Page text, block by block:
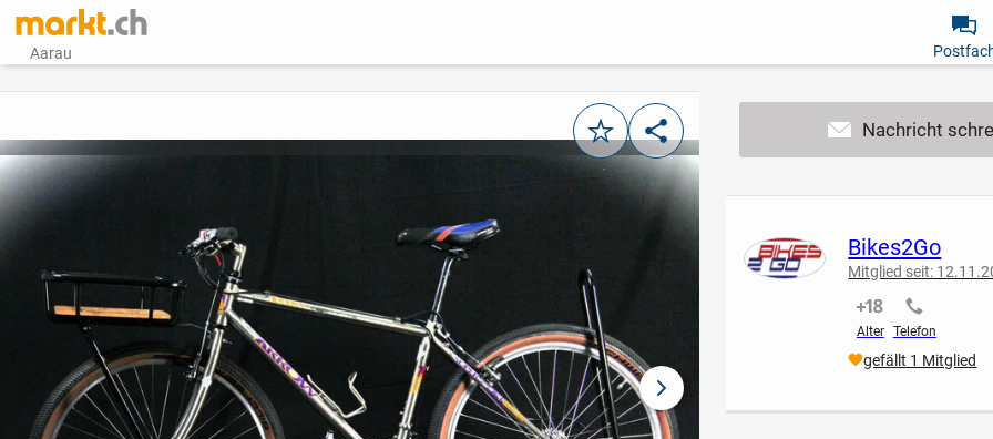
Aarau
MerkenTeilen
vorheriges Bild nächstes Bild
Bikes2Go
Mitglied seit:
Alter
nicht verifiziert
Telefon
nicht
gefällt 1 Mitglied